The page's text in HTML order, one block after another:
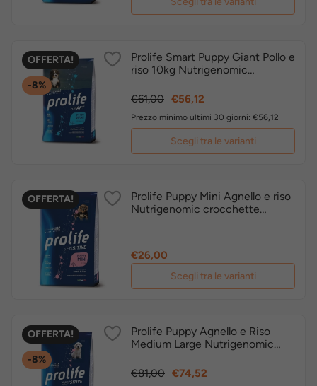
OFFERTA!
-8%
Prolife Smart Puppy Giant Pollo e
riso 10kg Nutrigenomic
Prezzo
€61,00 Prezzo
€56,12
Prezzo minimo ultimi 30 giorni: €56,12
Scegli tra le varianti
OFFERTA!
Prolife Puppy Mini Agnello e riso
Nutrigenomic crocchette
Prezzo
€26,00
Scegli tra le varianti
OFFERTA!
-8%
Prolife Puppy Agnello e Riso
Medium Large Nutrigenomic
Prezzo
€81,00 Prezzo
€74,52